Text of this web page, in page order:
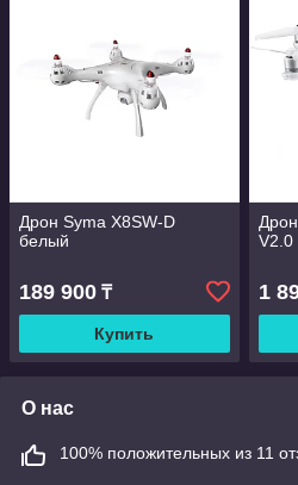
Дрон Syma X8SW-D
белый
189 900 ₸
Купить
V2.0
1
О нас
100% положительных из 11